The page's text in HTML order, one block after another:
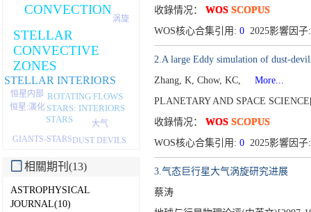
CONVECTION
STELLAR
CONVECTIVE
ZONES
STELLAR INTERIORS
ROTATING FLOWS
STARS: INTERIORS
STARS
恒星:演化
恒星内部
GIANTS-STARS
大气
涡旋
DUST DEVILS
相關期刊(13)
ASTROPHYSICAL
JOURNAL(10)
收錄情况： WOS SCOPUS
WOS核心合集引用: 02025影響因
2.A large Eddy simulation of dust-
Zhang, K, Chow, KC,
More...
PLANETARY AND SPACE
收錄情况： WOS SCOPUS
WOS核心合集引用: 02025影響因
3.气态巨行星大气涡旋研究进展
蔡涛